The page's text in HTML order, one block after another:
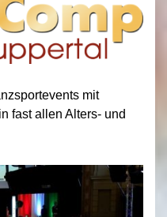
mit
fast allen Alters- und